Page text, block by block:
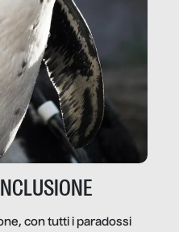
con tutti i paradossi